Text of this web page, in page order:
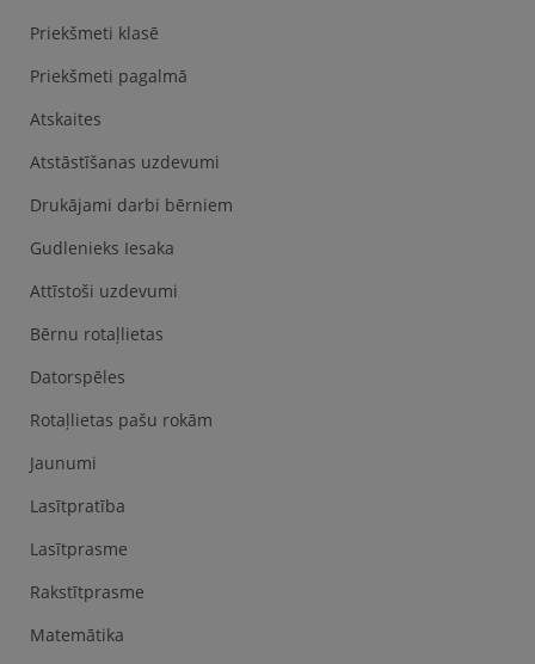
Priekšmeti klasē
Priekšmeti pagalmā
Atskaites
Atstāstīšanas uzdevumi
Drukājami darbi bērniem
Gudlenieks Iesaka
Attīstoši uzdevumi
Bērnu rotaļlietas
Datorspēles
Rotaļlietas pašu rokām
Jaunumi
Lasītpratība
Lasītprasme
Rakstītprasme
Matemātika